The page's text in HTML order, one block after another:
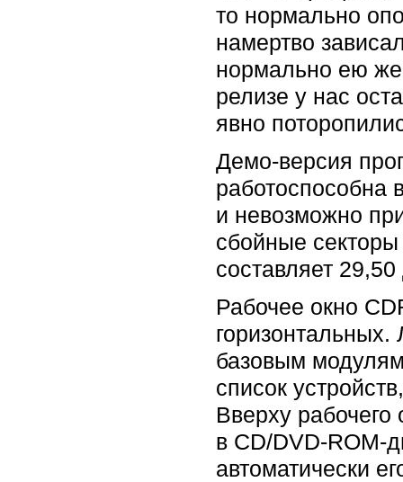
то нормально
намертво
нормально ею же
релизе у нас
явно
Демо-версия
работоспособна
и невозможно
сбойные
составляет
Рабочее окно
горизонтальных.
базовым
список
Вверху
в CD/DVD-ROM-
автоматически